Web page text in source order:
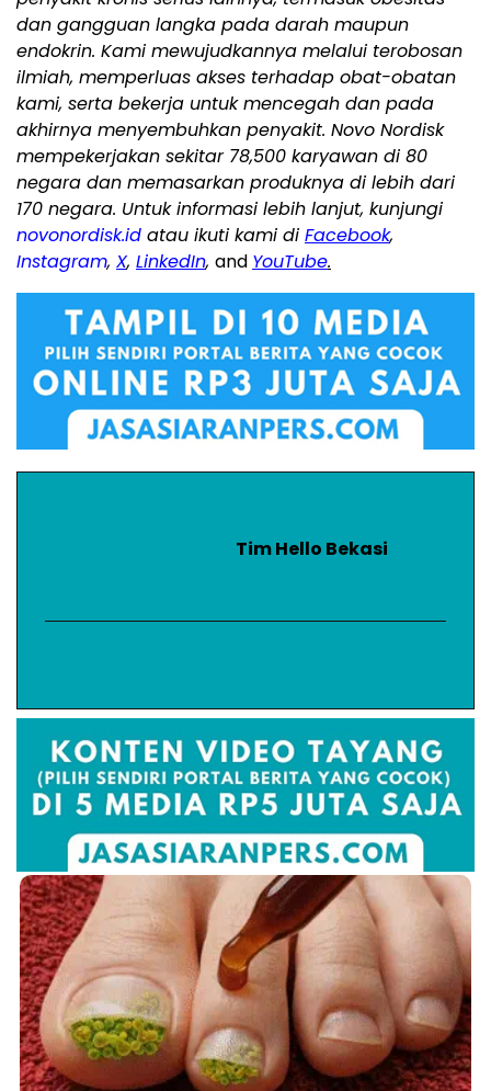
dan gangguan langka pada darah maupun
endokrin. Kami mewujudkannya melalui terobosan
ilmiah, memperluas akses terhadap obat-obatan
kami, serta bekerja untuk mencegah dan pada
akhirnya menyembuhkan penyakit. Novo Nordisk
mempekerjakan sekitar 78,500 karyawan di 80
negara dan memasarkan produknya di lebih dari
170 negara. Untuk informasi lebih lanjut, kunjungi
novonordisk.id atau ikuti kami di Facebook,
Instagram, X, LinkedIn, and YouTube.
Tim Hello Bekasi